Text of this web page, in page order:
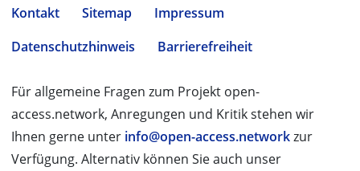
Kontakt Sitemap
Impressum
Datenschutzhinweis
Barrierefreiheit
Für allgemeine Fragen zum Projekt open-
access.network, Anregungen und Kritik stehen wir
Ihnen gerne unter info@open-access.networkzur
Verfügung. Alternativ können Sie auch unser